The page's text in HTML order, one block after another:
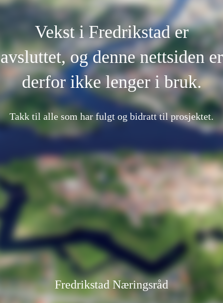
Vekst i Fredrikstad er
avsluttet, og denne nettsiden er
derfor ikke lenger i bruk.
Takk til alle som har fulgt og bidratt til prosjektet.
Fredrikstad Næringsråd